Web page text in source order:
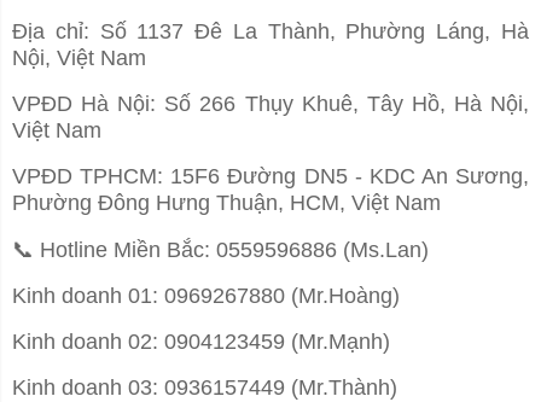
Địa chỉ: Số 1137 Đê La Thành, Phường Láng, Hà
Nội, Việt Nam
VPĐD Hà Nội: Số 266 Thụy Khuê, Tây Hồ, Hà Nội,
Việt Nam
VPĐD TPHCM: 15F6 Đường DN5 - KDC An Sương,
Phường Đông Hưng Thuận, HCM, Việt Nam
📞 Hotline Miền Bắc: 0559596886 (Ms.Lan)
Kinh doanh 01: 0969267880 (Mr.Hoàng)
Kinh doanh 02: 0904123459 (Mr.Mạnh)
Kinh doanh 03: 0936157449 (Mr.Thành)